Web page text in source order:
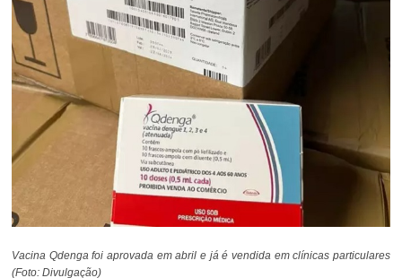
Vacina Qdenga foi aprovada em abril e já é vendida em clínicas particulares
(Foto: Divulgação)